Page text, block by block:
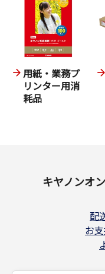
用紙・業務プ
リンター用消
耗品
キヤノンオ
配
お